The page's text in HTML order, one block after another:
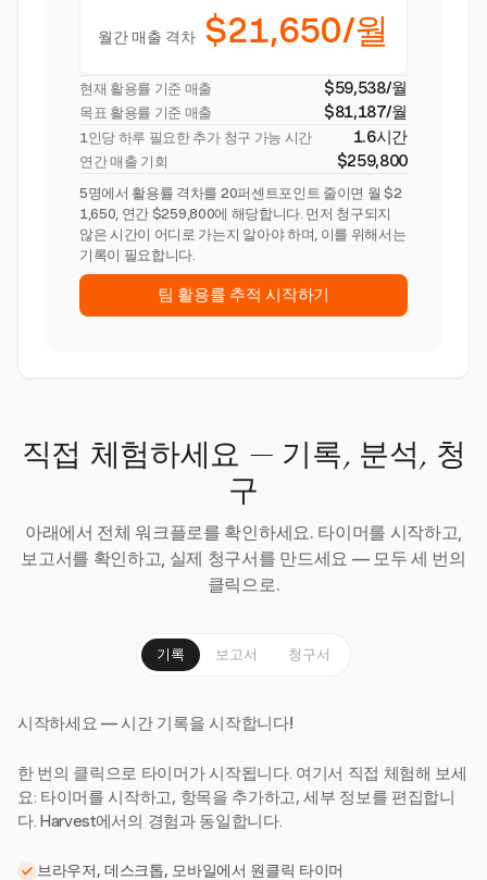
월간 매출 격차 $21,650/월
현재 활용률 기준 매출 $59,538/월
목표 활용률 기준 매출 $81,187/월
1인당 하루 필요한 추가 청구 가능 시간 1.6시간
연간 매출 기회 $259,800
5명에서 활용률 격차를 20퍼센트포인트 줄이면 월 $2
1,650, 연간 $259,800에 해당합니다. 먼저 청구되지
않은 시간이 어디로 가는지 알아야 하며, 이를 위해서는
기록이 필요합니다.
팀 활용률 추적 시작하기
직접 체험하세요 — 기록, 분석, 청
구
아래에서 전체 워크플로를 확인하세요. 타이머를 시작하고,
보고서를 확인하고, 실제 청구서를 만드세요 — 모두 세 번의
클릭으로.
기록 보고서 청구서
시작하세요 — 시간 기록을 시작합니다!
한 번의 클릭으로 타이머가 시작됩니다. 여기서 직접 체험해 보세
요: 타이머를 시작하고, 항목을 추가하고, 세부 정보를 편집합니
다. Harvest에서의 경험과 동일합니다.
브라우저, 데스크톱, 모바일에서 원클릭 타이머